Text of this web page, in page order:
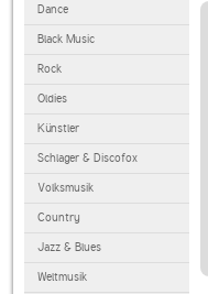
Dance
Black Music
Rock
Oldies
Künstler
Schlager & Discofox
Volksmusik
Country
Jazz & Blues
Weltmusik